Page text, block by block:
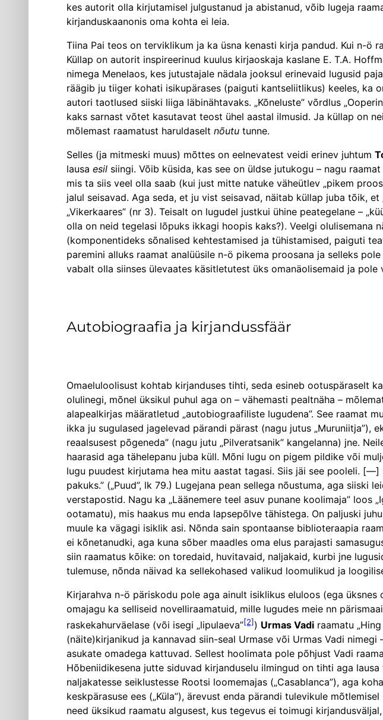
kes autorit olla kirjutamisel julgustanud ja abistanud, võib lugeja
kirjanduskaanonis oma kohta ei leia.
Tiina Pai teos on terviklikum ja ka üsna kenasti kirja pandud. Kui n-
Küllap on autorit inspireerinud kuulus kirjaoskaja kaslane E. T.A.
nimega Menelaos, kes jutustajale nädala jooksul erinevaid lugusid
räägib ju tiiger kohati isiku­pärases (paiguti kantseliitlikus) keeles, ka
autori taotlused siiski liiga läbinähtavaks. „Kõneluste” võrdlus
kaks sarnast võtet kasutavat teost ühel aastal ilmusid. Ja küllap on
mõlemast raamatust haruldaselt nõutu tunne.
Selles (ja mitmeski muus) mõttes on eelnevatest veidi erinev juhtum
lausa esil siingi. Võib küsida, kas see on üldse jutukogu – nagu
mis ta siis veel olla saab (kui just mitte natuke väheütlev „pikem
jalul seisavad. Aga seda, et ju vist seisavad, näitab küllap juba tõik,
„Vikerkaares” (nr 3). Teisalt on lugudel justkui ühine peategelane –
olla on neid tegelasi lõpuks ikkagi hoopis kaks?). Veelgi
(komponentideks sõnalised kehtestamised ja tühistamised, paiguti
paremini alluks raamat analüüsile n-ö pikema proosana ja selleks
vabalt olla siinses ülevaates käsitletutest üks omanäolisemaid ja
Autobiograafia ja kirjandussfäär
Omaeluloolisust kohtab kirjanduses tihti, seda esineb ootuspäraselt
olulinegi, mõnel üksikul puhul aga on – vähemasti pealtnäha –
alapealkirjas määratletud „autobiograafiliste lugudena”. See raamat
ikka ju sugulased jagelevad pärandi pärast (nagu jutus „Muruniitja”),
reaalsusest põgeneda” (nagu jutu „Pilveratsanik” kangelanna) jne.
haarasid aga tähelepanu juba küll. Mõni lugu on pigem pildike või
lugu puudest kirjutama hea mitu aastat tagasi. Siis jäi see pooleli.
pakuks.” („Puud”, lk 79.) Lugejana pean sellega nõustuma, aga
verstapostid. Nagu ka „Läänemere teel asuv punane koolimaja” loos
ootamatu), mis haakus mu enda lapsepõlve tähistega. On paljuski
muule ka vägagi isiklik asi. Nõnda sain spontaanse biblioteraapia
ei kõnetanudki, aga kuna sõber maadles oma elus parajasti
siin raamatus kõike: on toredaid, huvitavaid, naljakaid, kurbi jne
tulemuse, nõnda näivad ka sellekohased valikud loomulikud ja
Kirjarahva n-ö päriskodu pole aga ainult isiklikus eluloos (ega
omajagu ka selliseid novelliraamatuid, mille lugudes meie nn
raskekahurväelase (või isegi „lipulaeva”[2] ) Urmas Vadi raamatu
(näite)kirjanikud ja kannavad siin-seal Urmase või Urmas Vadi
asukate omadega kattuvad. Sellest hoolimata pole põhjust Vadi
Hõbeniidikesena jutte siduvad kirjanduselu ilmingud on tihti aga
naljakatesse seiklustesse Rootsi loome­majas („Casablanca”), aga
keskpärasuse ees („Küla”), ärevust enda pärandi tulevikule
need üksikud raamatu algusest, kus tegevus ei toimugi